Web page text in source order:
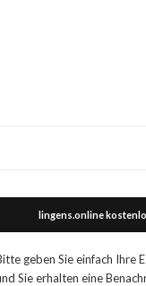
lingens.online
geben Sie einfach Ihre
Sie erhalten eine